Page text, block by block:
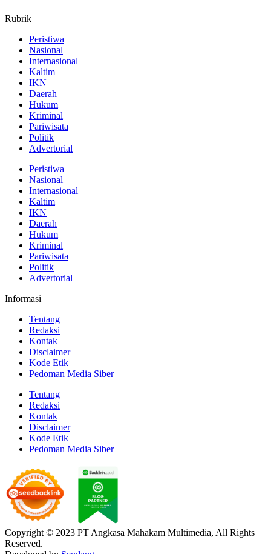
Rubrik
Peristiwa
Nasional
Internasional
Kaltim
IKN
Daerah
Hukum
Kriminal
Pariwisata
Politik
Advertorial
Peristiwa
Nasional
Internasional
Kaltim
IKN
Daerah
Hukum
Kriminal
Pariwisata
Politik
Advertorial
Informasi
Tentang
Redaksi
Kontak
Disclaimer
Kode Etik
Pedoman Media Siber
Tentang
Redaksi
Kontak
Disclaimer
Kode Etik
Pedoman Media Siber
Copyright © 2023 PT Angkasa Mahakam Multimedia, All Rights
Reserved.